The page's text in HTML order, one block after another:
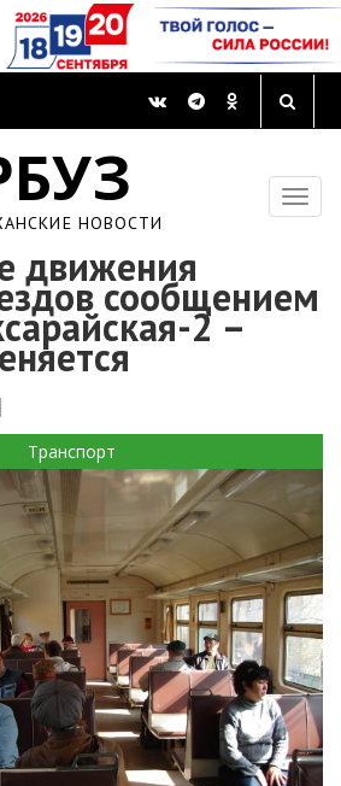
НОВОСТИ
движения
сообщением
2 –
Транспорт